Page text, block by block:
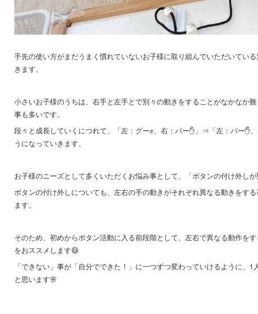
手先の使い方がまだうまく慣れていないお子様に取り組んでいただいてい
きます。
小さいお子様のうちは、右手と左手とで別々の動きをすることがなかなか
事も多いです。
段々と成長していくにつれて、「左：グー✊、右：パー✋」⇒「左：パー✋
うになっていきます。
お子様のニーズとして多くいただくお悩み事として、「ボタンの付け外し
ボタンの付け外しについても、左右の手の動きがそれぞれ異なる動きをす
ます。
そのため、初めからボタン活動に入る前段階として、左右で異なる動作を
をおススメします😄
「できない」事が「自分でできた！」に一つずつ変わっていけるように、
と思います🌸